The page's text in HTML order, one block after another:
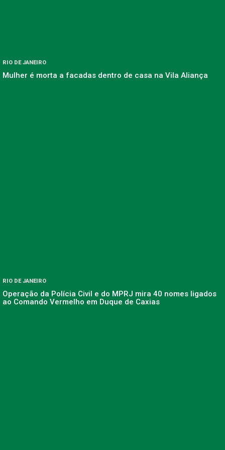
RIO DE JANEIRO
Mulher é morta a facadas dentro de casa na Vila Aliança
RIO DE JANEIRO
Operação da Polícia Civil e do MPRJ mira 40 nomes ligados
ao Comando Vermelho em Duque de Caxias